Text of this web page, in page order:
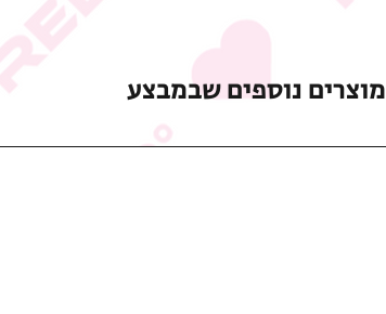
מוצרים נוספים שבמבצע